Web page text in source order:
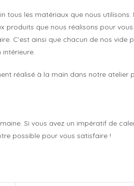
les matériaux que nous
produits que nous réalisons pour
C’est ainsi que chacun de nos vide
réalisé à la main dans notre atelier
Si vous avez un impératif de
possible pour vous satisfaire !